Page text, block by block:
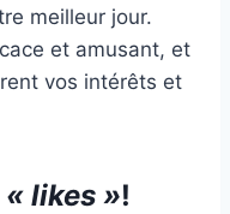
meilleur jour.
et amusant, et
vos intérêts et
« likes »!